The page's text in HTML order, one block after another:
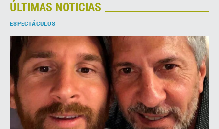
ÚLTIMAS NOTICIAS
ESPECTÁCULOS